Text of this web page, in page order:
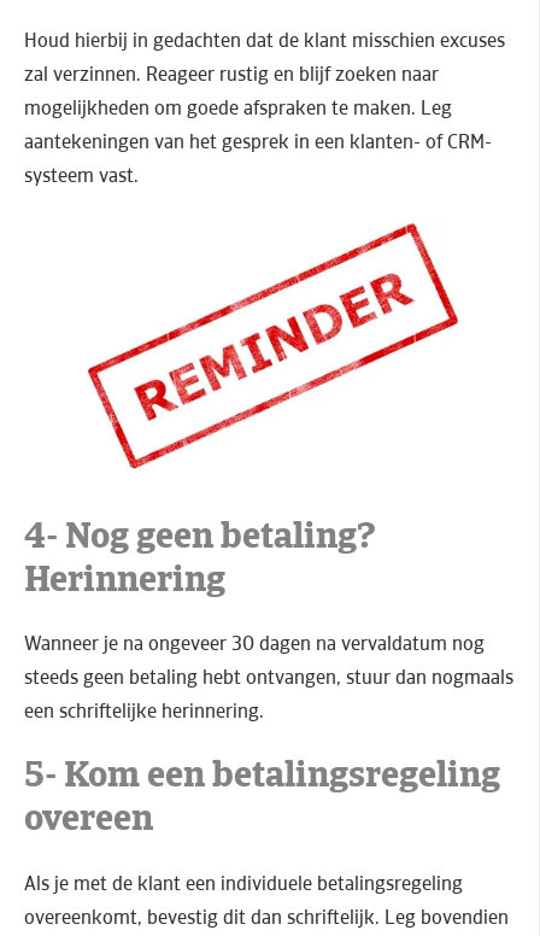
Houd hierbij in gedachten dat de klant misschien excuses
zal verzinnen. Reageer rustig en blijf zoeken naar
mogelijkheden om goede afspraken te maken. Leg
aantekeningen van het gesprek in een klanten- of CRM-
systeem vast.
4- Nog geen betaling?
Herinnering
Wanneer je na ongeveer 30 dagen na vervaldatum nog
steeds geen betaling hebt ontvangen, stuur dan nogmaals
een schriftelijke herinnering.
5- Kom een betalingsregeling
overeen
Als je met de klant een individuele betalingsregeling
overeenkomt, bevestig dit dan schriftelijk. Leg bovendien